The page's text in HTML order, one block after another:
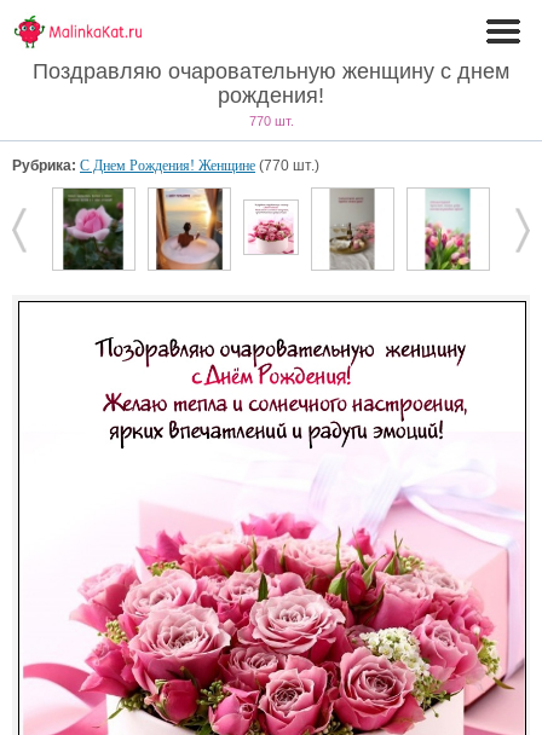
Поздравляю очаровательную женщину с днем
рождения!
770 шт.
Рубрика: С Днем Рождения! Женщине (770 шт.)